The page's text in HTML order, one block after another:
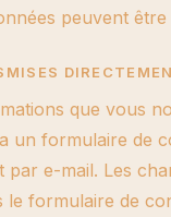
peuvent être
que vous
un formulaire de
par e-mail. Les
le formulaire de